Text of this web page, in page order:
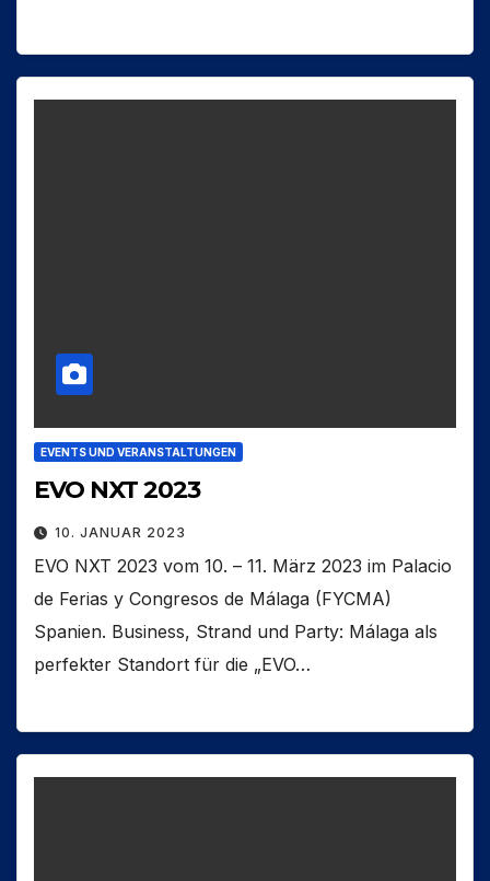
EVENTS UND VERANSTALTUNGEN
EVO NXT 2023
10. JANUAR 2023
EVO NXT 2023 vom 10. – 11. März 2023 im Palacio
de Ferias y Congresos de Málaga (FYCMA)
Spanien. Business, Strand und Party: Málaga als
perfekter Standort für die „EVO…